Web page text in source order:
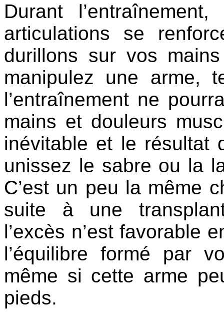
Durant
articulations se
durillons sur vos
manipulez une arme,
l’entraînement ne
mains et douleurs
inévitable et le résultat
unissez le sabre ou la
C’est un peu la même
suite à une
l’excès n’est favorable
l’équilibre formé par
même si cette arme
pieds.